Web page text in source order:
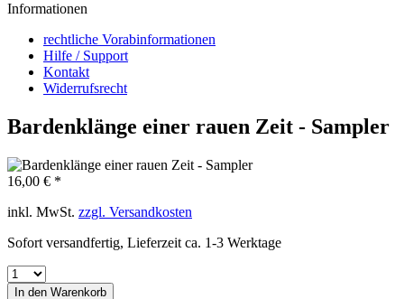
Informationen
rechtliche Vorabinformationen
Hilfe / Support
Kontakt
Widerrufsrecht
Bardenklänge einer rauen Zeit - Sampler
16,00 € *
inkl. MwSt. zzgl. Versandkosten
Sofort versandfertig, Lieferzeit ca. 1-3 Werktage
In den Warenkorb